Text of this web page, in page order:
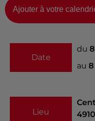
Ajouter à votre
Date
du
au 8
Lieu